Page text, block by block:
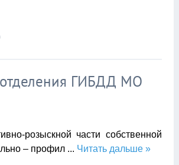
отделения ГИБДД МО
розыскной части собственной
– профил ... Читать дальше »